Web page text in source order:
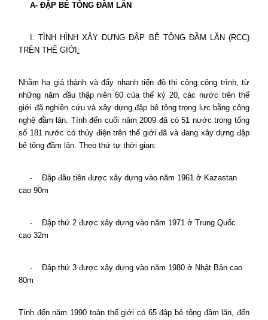
A- ĐẬP BÊ TÔNG ĐẦM LĂN
I. TÌNH HÌNH XÂY DỰNG ĐẬP BÊ TÔNG ĐẦM LĂN (RCC)
TRÊN THẾ GIỚI :
Nhằm hạ giá thành và đẩy nhanh tiến độ thi công công trình, từ
những năm đầu thập niên 60 của thế kỷ 20, các nước trên thế
giới đã nghiên cứu và xây dựng đập bê tông trọng lực bằng công
nghệ đầm lăn. Tính đến cuối năm 2009 đã có 51 nước trong tổng
số 181 nước có thủy điện trên thế giới đã và đang xây dựng đập
bê tông đầm lăn. Theo thứ tự thời gian:
-
Đập đầu tiên được xây dựng vào năm 1961 ở Kazastan
cao 90m
-
Đập thứ 2 được xây dựng vào năm 1971 ở Trung Quốc
cao 32m
-
Đập thứ 3 được xây dựng vào năm 1980 ở Nhật Bản cao
80m
Tính đến năm 1990 toàn thế giới có 65 đập bê tông đầm lăn, đến